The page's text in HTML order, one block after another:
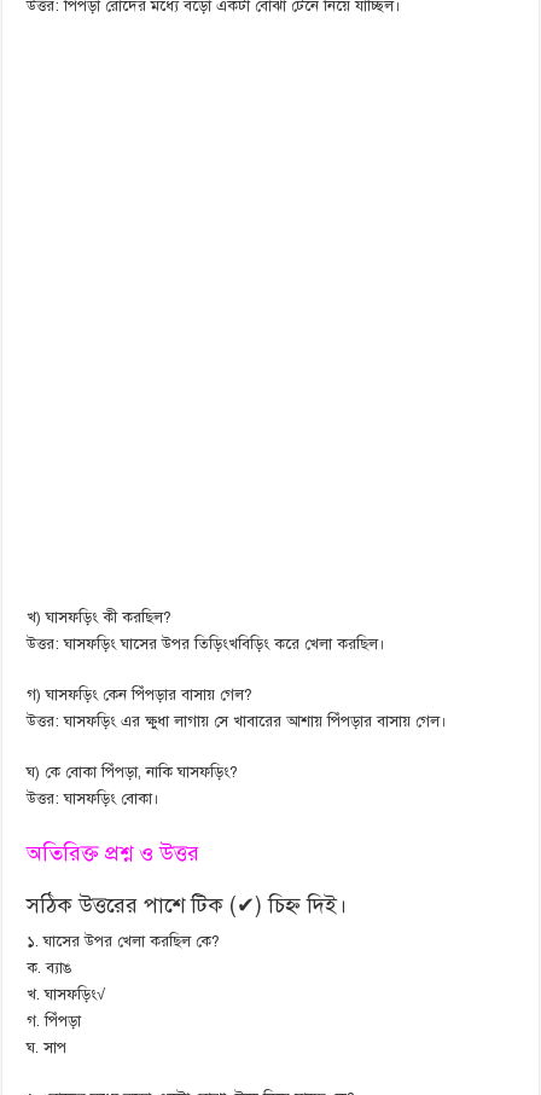
উত্তর: পিঁপড়া রোদের মধ্যে বড়ো একটা বোঝা টেনে নিয়ে যাচ্ছিল।
খ) ঘাসফড়িং কী করছিল?
উত্তর: ঘাসফড়িং ঘাসের উপর তিড়িংখবিড়িং করে খেলা করছিল।
গ) ঘাসফড়িং কেন পিঁপড়ার বাসায় গেল?
উত্তর: ঘাসফড়িং এর ক্ষুধা লাগায় সে খাবারের আশায় পিঁপড়ার বাসায় গেল।
ঘ) কে বোকা পিঁপড়া, নাকি ঘাসফড়িং?
উত্তর: ঘাসফড়িং বোকা।
অতিরিক্ত প্রশ্ন ও উত্তর
সঠিক উত্তরের পাশে টিক (✔) চিহ্ন দিই।
১. ঘাসের উপর খেলা করছিল কে?
ক. ব্যাঙ
খ. ঘাসফড়িং√
গ. পিঁপড়া
ঘ. সাপ